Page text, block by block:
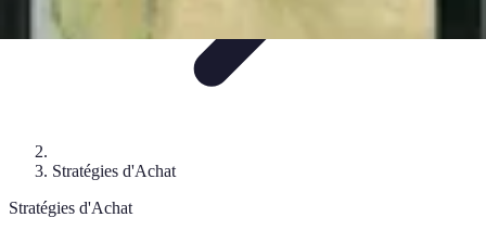
Stratégies d'Achat
Stratégies d'Achat